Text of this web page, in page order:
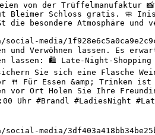
von der Trüffelmanufaktur
Bleimer Schloss gratis. 🧼
besondere Atmosphäre
media/
und Verwöhnen lassen. Es
lassen: 🛍️ Late-Night-
Sie sich eine Flasche
Für Essen &amp; Trinken
Ort Holen Sie Ihre
Uhr #Brandl #LadiesNight
media/